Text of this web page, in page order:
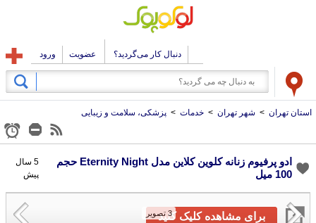
دنبال کار می‌گردید؟ عضویت ورود
استان تهران > شهر تهران > خدمات > پزشکی، سلامت و زیبایی
ادو پرفیوم زنانه کلوین کلاین مدل Eternity Night حجم
100 میل
5 سال
پیش
3 تصویربرای مشاهده کلیک کنید